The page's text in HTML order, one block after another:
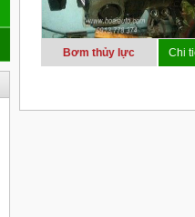
Bơm thủy lực Chi